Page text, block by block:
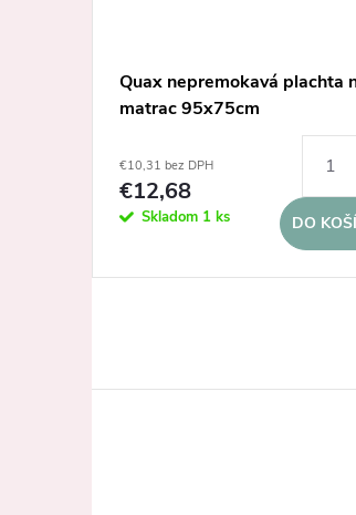
Quax nepremokavá plachta
matrac 95x75cm
€10,31 bez DPH
€12,68
Skladom 1 ks DO